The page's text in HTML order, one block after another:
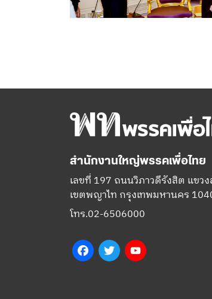
สำนักงานใหญ่พรรคเพื่อไทย
เลขที่ 197 ถนนวิภาวดีรังสิต แขวง
เขตพญาไท กรุงเทพมหานคร
โทร.02-6506000
FacebookTwitter